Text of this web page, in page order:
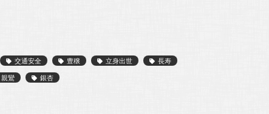
交通安全 豊穣 立身出世
長寿
親鸞 銀杏